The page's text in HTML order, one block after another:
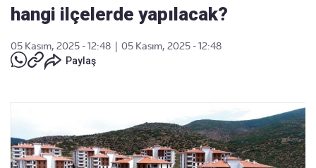
hangi ilçelerde yapılacak?
05 Kasım, 2025 - 12:48
05 Kasım, 2025 - 12:48
Paylaş